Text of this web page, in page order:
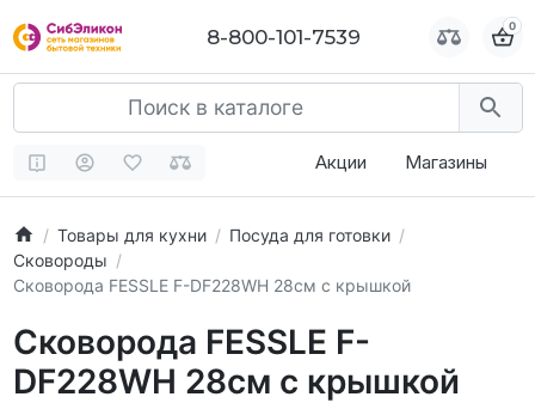
8-800-101-7539 0
Акции Магазины
Товары для кухни
Посуда для готовки
Сковороды
Сковорода FESSLE F-DF228WH 28см с крышкой
Сковорода FESSLE F-
DF228WH 28см с крышкой
8-800-101-7539 0